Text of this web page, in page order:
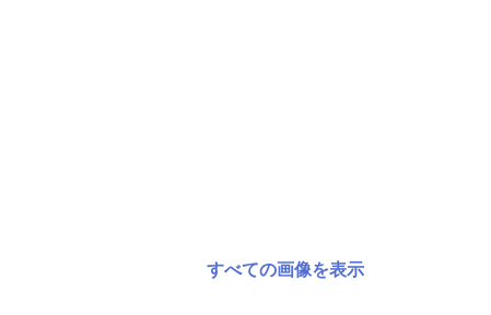
すべての画像を表示